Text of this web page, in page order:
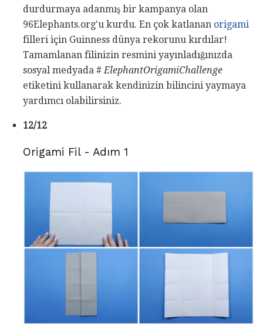
durdurmaya adanmış bir kampanya olan
96Elephants.org'u kurdu. En çok katlanan origami
filleri için Guinness dünya rekorunu kırdılar!
Tamamlanan filinizin resmini yayınladığınızda
sosyal medyada #ElephantOrigamiChallenge
etiketini kullanarak kendinizin bilincini yaymaya
yardımcı olabilirsiniz.
12/12
Origami Fil - Adım 1